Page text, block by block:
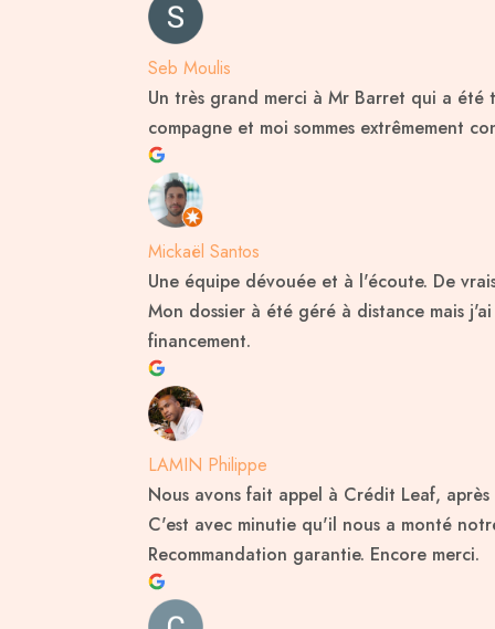
Seb Moulis
Un très grand merci à Mr Barret qui a été
compagne et moi sommes extrêmement
Mickaël Santos
Une équipe dévouée et à l'écoute. De
Mon dossier à été géré à distance mais
financement.
LAMIN Philippe
Nous avons fait appel à Crédit Leaf,
C'est avec minutie qu'il nous a monté
Recommandation garantie. Encore merci.